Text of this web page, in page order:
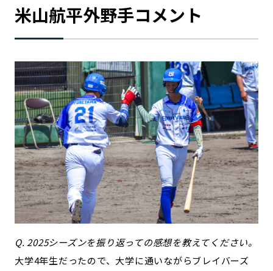
米山航平外野手コメント
Q. 2025シーズンを振り返っての感想を教えてください。
大学4年生だったので、大学に通いながらブレイバーズ